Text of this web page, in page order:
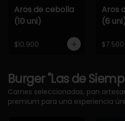
Aros de cebolla
(10 uni)
$10.900
Aros
(6
$7.500
Burger "Las de
Carnes seleccionadas, pan
premium para una experiencia